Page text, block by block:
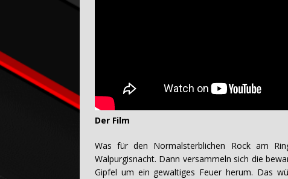
Der Film
Was für den Normalsterblichen Rock am
Walpurgisnacht. Dann versammeln sich die
Gipfel um ein gewaltiges Feuer herum. Das